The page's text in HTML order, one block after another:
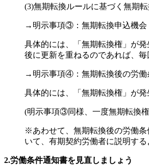
(3)無期転換ルールに基づく無期
→明示事項③：無期転換申込機会
具体的には、「無期転換権」が
後に更新を重ねるのであれば、
→明示事項④：無期転換後の労働
具体的には、「無期転換権」が
(明示事項③同様、一度無期転換
※あわせて、無期転換後の労働条
いて、有期契約労働者に説明す
2.労働条件通知書を見直しましょう